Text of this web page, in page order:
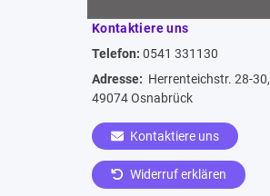
Kontaktiere uns
Telefon: 0541 331130
Adresse: Herrenteichstr. 28-30,
49074 Osnabrück
Kontaktiere uns
Widerruf erklären